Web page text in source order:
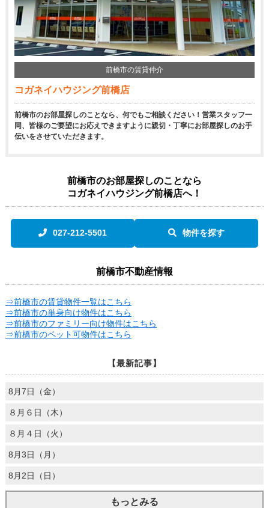
前橋市の賃貸仲介
コガネイハウジング前橋店
前橋市のお部屋探しのことなら、何でもご相談ください！営業スタッフ一
同、皆様のご要望にお応えできますように親切・丁寧にお部屋探しのお手
伝いをさせていただきます。
前橋市のお部屋探しのことなら
コガネイハウジング前橋店へ！
027-212-5501 物件を探す
前橋市不動産情報
⇒前橋市の賃貸物件一覧はこちら
⇒前橋市の単身向け物件はこちら
⇒前橋市のファミリー向け物件はこちら
⇒前橋市のペット可物件はこちら
【最新記事】
8月7日（金）
８月６日（木）
８月４日（火）
8月3日（月）
8月2日（日）
もっとみる